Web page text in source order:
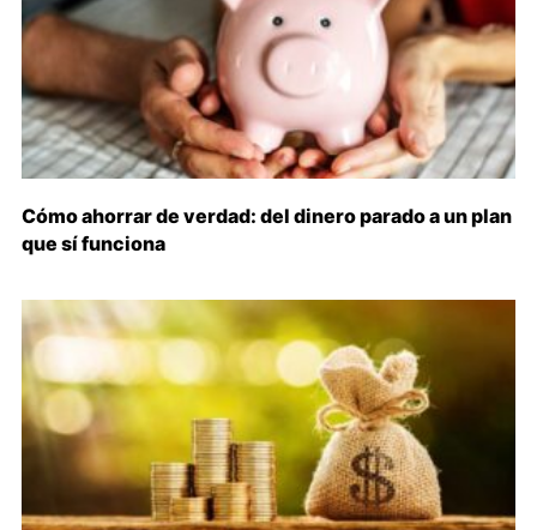
Cómo ahorrar de verdad: del dinero parado a un plan
que sí funciona